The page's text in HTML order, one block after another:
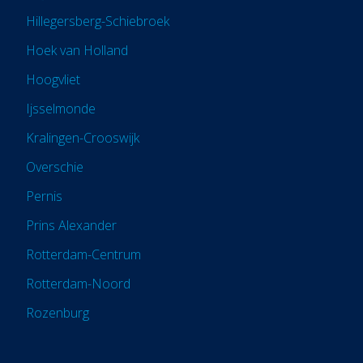
Hillegersberg-Schiebroek
Hoek van Holland
Hoogvliet
Ijsselmonde
Kralingen-Crooswijk
Overschie
Pernis
Prins Alexander
Rotterdam-Centrum
Rotterdam-Noord
Rozenburg